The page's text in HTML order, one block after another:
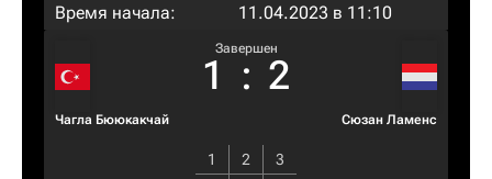
Время начала:
11.04.2023 в 11:10
Чагла Бююкакчай
Завершен
1 : 2
Сюзан Ламенс
1 2
3